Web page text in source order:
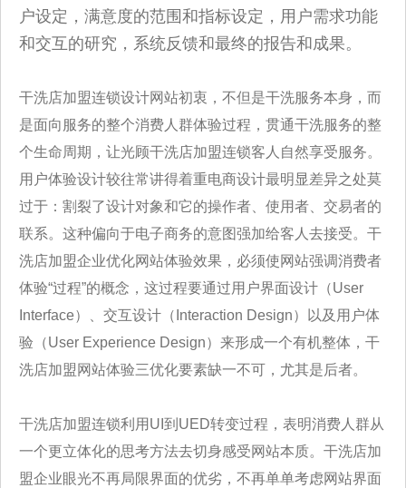
户设定，满意度的范围和指标设定，用户需求功能
和交互的研究，系统反馈和最终的报告和成果。
干洗店加盟连锁设计网站初衷，不但是干洗服务本身，而
是面向服务的整个消费人群体验过程，贯通干洗服务的整
个生命周期，让光顾干洗店加盟连锁客人自然享受服务。
用户体验设计较往常讲得着重电商设计最明显差异之处莫
过于：割裂了设计对象和它的操作者、使用者、交易者的
联系。 这种偏向于电子商务的意图强加给客人去接受。干
洗店加盟企业优化网站体验效果，必须使网站强调消费者
体验“过程”的概念，这过程要通过用户界面设计（User
Interface）、交互设计（Interaction Design）以及用户体
验（User Experience Design）来形成一个有机整体，干
洗店加盟网站体验三优化要素缺一不可，尤其是后者。
干洗店加盟连锁利用UI到UED转变过程，表明消费人群从
一个更立体化的思考方法去切身感受网站本质。干洗店加
盟企业眼光不再局限界面的优劣 ，不再单单考虑网站界面